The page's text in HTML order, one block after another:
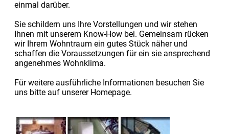
einmal darüber.
Sie schildern uns Ihre Vorstellungen und wir stehen
Ihnen mit unserem Know-How bei. Gemeinsam rücken
wir Ihrem Wohntraum ein gutes Stück näher und
schaffen die Voraussetzungen für ein sie ansprechend
angenehmes Wohnklima.
Für weitere ausführliche Informationen besuchen Sie
uns bitte auf unserer Homepage.